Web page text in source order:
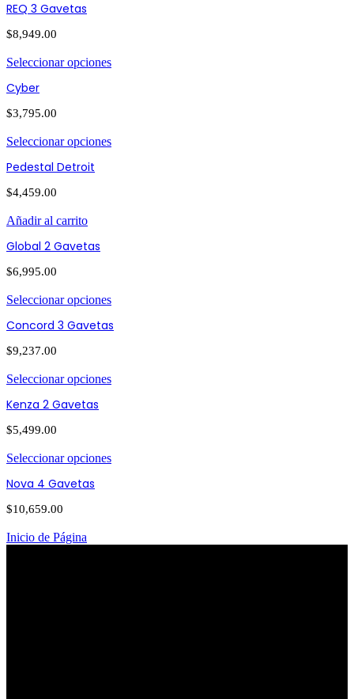
REQ 3 Gavetas
$8,949.00
Seleccionar opciones
Cyber
$3,795.00
Seleccionar opciones
Pedestal Detroit
$4,459.00
Añadir al carrito
Global 2 Gavetas
$6,995.00
Seleccionar opciones
Concord 3 Gavetas
$9,237.00
Seleccionar opciones
Kenza 2 Gavetas
$5,499.00
Seleccionar opciones
Nova 4 Gavetas
$10,659.00
Inicio de Página